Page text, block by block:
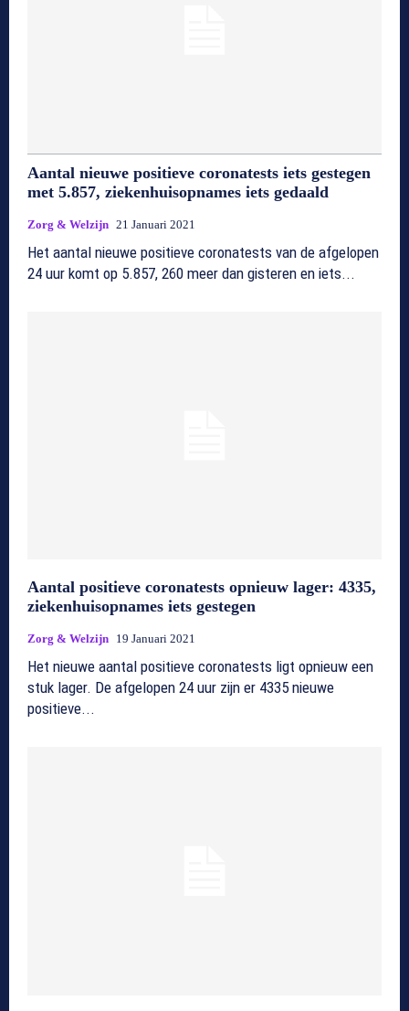
Aantal nieuwe positieve coronatests iets gestegen
met 5.857, ziekenhuisopnames iets gedaald
Zorg & Welzijn 21 Januari 2021
Het aantal nieuwe positieve coronatests van de afgelopen
24 uur komt op 5.857, 260 meer dan gisteren en iets...
Aantal positieve coronatests opnieuw lager: 4335,
ziekenhuisopnames iets gestegen
Zorg & Welzijn 19 Januari 2021
Het nieuwe aantal positieve coronatests ligt opnieuw een
stuk lager. De afgelopen 24 uur zijn er 4335 nieuwe
positieve...